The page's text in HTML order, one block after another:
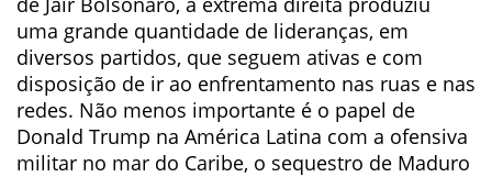
uma grande quantidade de lideranças, em
diversos partidos, que seguem ativas e com
disposição de ir ao enfrentamento nas ruas e nas
redes. Não menos importante é o papel de
Donald Trump na América Latina com a ofensiva
militar no mar do Caribe, o sequestro de Maduro